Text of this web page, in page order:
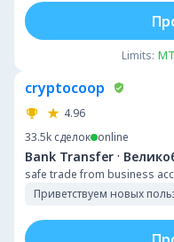
Limits:
cryptocoop
4.96
33.5k сделок online
Bank Transfer ·
safe trade from business
Приветствуем новых